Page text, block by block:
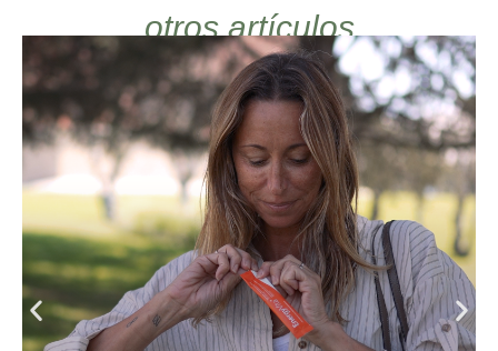
otros artículos